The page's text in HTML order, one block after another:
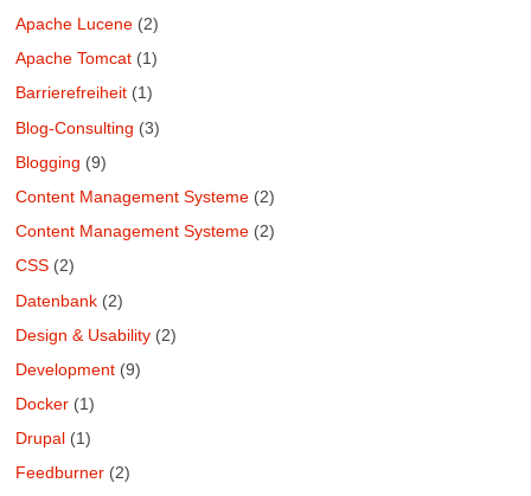
Apache Lucene (2)
Apache Tomcat (1)
Barrierefreiheit (1)
Blog-Consulting (3)
Blogging (9)
Content Management Systeme (2)
Content Management Systeme (2)
CSS (2)
Datenbank (2)
Design & Usability (2)
Development (9)
Docker (1)
Drupal (1)
Feedburner (2)